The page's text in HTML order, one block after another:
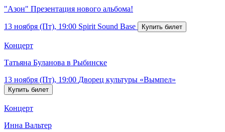
"Азон" Презентация нового альбома!
13 ноября (Пт), 19:00 Spirit Sound Base
Концерт
Татьяна Буланова в Рыбинске
13 ноября (Пт), 19:00 Дворец культуры «Вымпел»
Концерт
Инна Вальтер